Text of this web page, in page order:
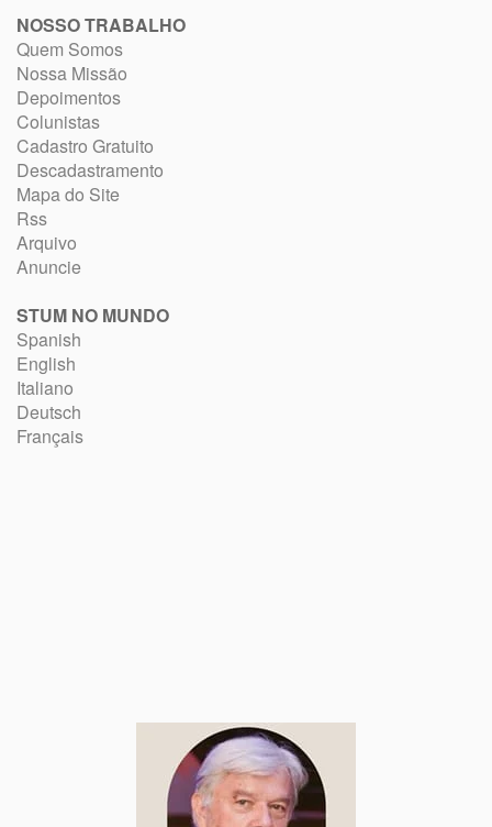
NOSSO TRABALHO
Quem Somos
Nossa Missão
Depoimentos
Colunistas
Cadastro Gratuito
Descadastramento
Mapa do Site
Rss
Arquivo
Anuncie
STUM NO MUNDO
Spanish
English
Italiano
Deutsch
Français